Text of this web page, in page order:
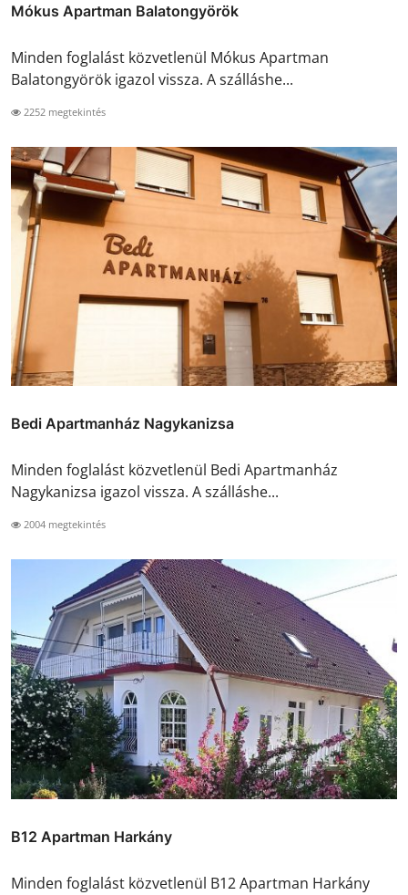
Mókus Apartman Balatongyörök
Minden foglalást közvetlenül Mókus Apartman
Balatongyörök igazol vissza. A szálláshe...
2252 megtekintés
Bedi Apartmanház Nagykanizsa
Minden foglalást közvetlenül Bedi Apartmanház
Nagykanizsa igazol vissza. A szálláshe...
2004 megtekintés
B12 Apartman Harkány
Minden foglalást közvetlenül B12 Apartman Harkány